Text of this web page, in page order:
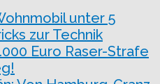
unter 5
zur Technik
Euro Raser-Strafe